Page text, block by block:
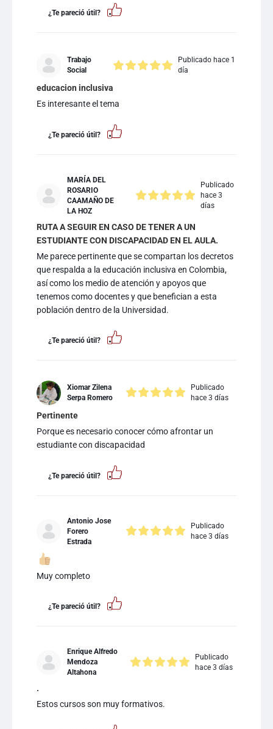
¿Te pareció útil?
Trabajo
Social
Publicado hace 1
día
educacion inclusiva
Es interesante el tema
¿Te pareció útil?
MARÍA DEL
ROSARIO
CAAMAÑO DE
LA HOZ
Publicado
hace 3
días
RUTA A SEGUIR EN CASO DE TENER A UN
ESTUDIANTE CON DISCAPACIDAD EN EL AULA.
Me parece pertinente que se compartan los decretos
que respalda a la educación inclusiva en Colombia,
así como los medio de atención y apoyos que
tenemos como docentes y que benefician a esta
población dentro de la Universidad.
¿Te pareció útil?
Xiomar Zilena
Serpa Romero
Publicado
hace 3 días
Pertinente
Porque es necesario conocer cómo afrontar un
estudiante con discapacidad
¿Te pareció útil?
Antonio Jose
Forero
Estrada
Publicado
hace 3 días
Muy completo
¿Te pareció útil?
Enrique Alfredo
Mendoza
Altahona
Publicado
hace 3 días
.
Estos cursos son muy formativos.